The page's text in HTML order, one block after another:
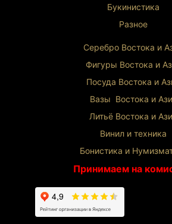
Букинистика
Разное
Серебро Востока и
Фигуры Востока и
Посуда Востока и
Вазы Востока и
Литьё Востока и Ази
Винил и техника
Бонистика и
Принимаем на